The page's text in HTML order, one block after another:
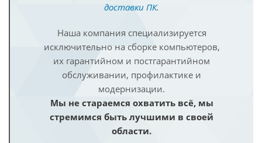
доставки ПК.
Наша компания специализируется
исключительно на сборке компьютеров,
их гарантийном и постгарантийном
обслуживании, профилактике и
модернизации.
Мы не стараемся охватить всё, мы
стремимся быть лучшими в своей
области.